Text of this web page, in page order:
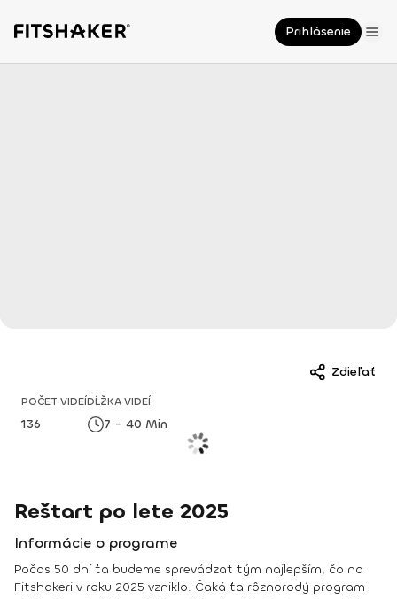
Prihlásenie
Zdieľať
POČET VIDEÍ
136
DĹŽKA VIDEÍ
7 - 40 Min
Reštart po lete 2025
Informácie o programe
Počas 50 dní ťa budeme sprevádzať tým najlepším, čo na
Fitshakeri v roku 2025 vzniklo. Čaká ťa rôznorodý program